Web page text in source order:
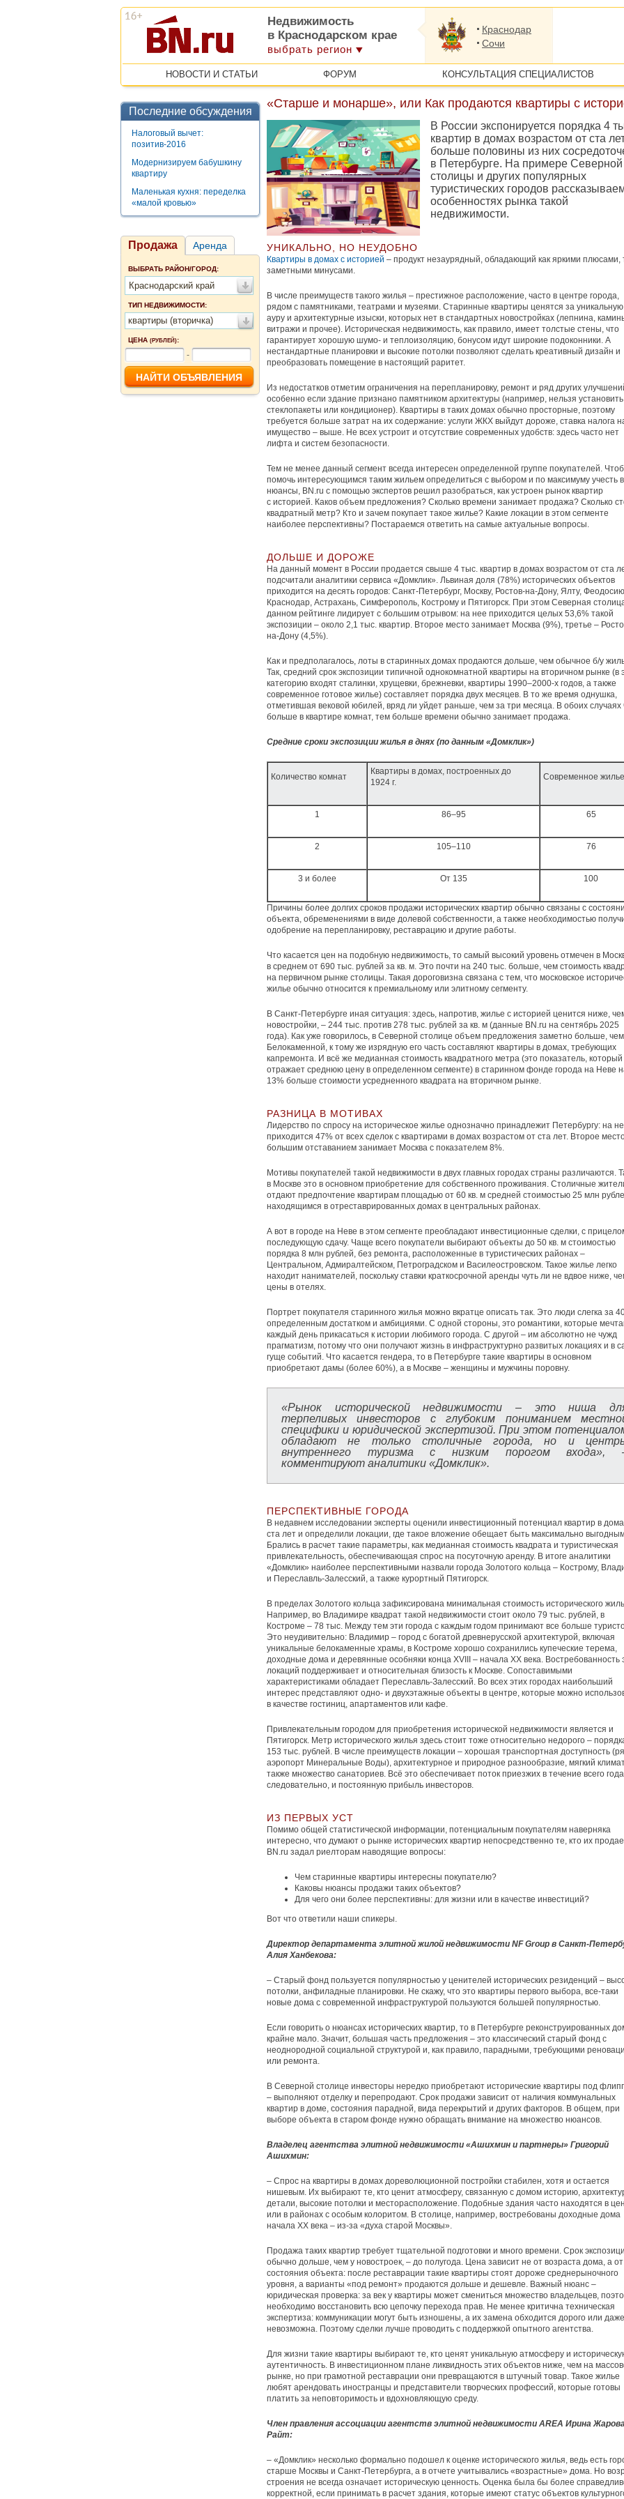
Недвижимость
в Краснодарском крае
выбрать регион
Краснодар
Сочи
НОВОСТИ И СТАТЬИ ФОРУМ КОНСУЛЬТАЦИЯ СПЕЦИАЛИСТОВ
Последние обсуждения
Налоговый вычет:
позитив-2016
Модернизируем бабушкину
квартиру
Маленькая кухня: переделка
«малой кровью»
Продажа Аренда
ВЫБРАТЬ РАЙОН/ГОРОД:
Краснодарский край
ТИП НЕДВИЖИМОСТИ:
квартиры (вторичка)
ЦЕНА (РУБЛЕЙ):
-
«Старше и монарше», или Как продаются квартиры с
В России экспонируется порядка 4
квартир в домах возрастом от ста
больше половины из них
в Петербурге. На примере Северной
столицы и других популярных
туристических городов
особенностях рынка такой
недвижимости.
УНИКАЛЬНО, НО НЕУДОБНО
Квартиры в домах с историей – продукт незаурядный, обладающий как яркими плюсами,
заметными минусами.
В числе преимуществ такого жилья – престижное расположение, часто в центре города,
рядом с памятниками, театрами и музеями. Старинные квартиры ценятся за уникальную
ауру и архитектурные изыски, которых нет в стандартных новостройках (лепнина,
витражи и прочее). Историческая недвижимость, как правило, имеет толстые стены, что
гарантирует хорошую шумо- и теплоизоляцию, бонусом идут широкие подоконники. А
нестандартные планировки и высокие потолки позволяют сделать креативный дизайн и
преобразовать помещение в настоящий раритет.
Из недостатков отметим ограничения на перепланировку, ремонт и ряд других
особенно если здание признано памятником архитектуры (например, нельзя установить
стеклопакеты или кондиционер). Квартиры в таких домах обычно просторные, поэтому
требуется больше затрат на их содержание: услуги ЖКХ выйдут дороже, ставка налога
имущество – выше. Не всех устроит и отсутствие современных удобств: здесь часто нет
лифта и систем безопасности.
Тем не менее данный сегмент всегда интересен определенной группе покупателей.
помочь интересующимся таким жильем определиться с выбором и по максимуму учесть
нюансы, BN.ru с помощью экспертов решил разобраться, как устроен рынок квартир
с историей. Каков объем предложения? Сколько времени занимает продажа? Сколько
квадратный метр? Кто и зачем покупает такое жилье? Какие локации в этом сегменте
наиболее перспективны? Постараемся ответить на самые актуальные вопросы.
ДОЛЬШЕ И ДОРОЖЕ
На данный момент в России продается свыше 4 тыс. квартир в домах возрастом от ста
подсчитали аналитики сервиса «Домклик». Львиная доля (78%) исторических объектов
приходится на десять городов: Санкт-Петербург, Москву, Ростов-на-Дону, Ялту,
Краснодар, Астрахань, Симферополь, Кострому и Пятигорск. При этом Северная
данном рейтинге лидирует с большим отрывом: на нее приходится целых 53,6% такой
экспозиции – около 2,1 тыс. квартир. Второе место занимает Москва (9%), третье –
на-Дону (4,5%).
Как и предполагалось, лоты в старинных домах продаются дольше, чем обычное б/у
Так, средний срок экспозиции типичной однокомнатной квартиры на вторичном рынке (в
категорию входят сталинки, хрущевки, брежневки, квартиры 1990–2000-х годов, а также
современное готовое жилье) составляет порядка двух месяцев. В то же время однушка,
отметившая вековой юбилей, вряд ли уйдет раньше, чем за три месяца. В обоих случаях
больше в квартире комнат, тем больше времени обычно занимает продажа.
Средние сроки экспозиции жилья в днях (по данным «Домклик»)
Количество комнат
Квартиры в домах, построенных до
1924 г.
Современное жилье
1 86–95 65
2 105–110 76
3 и более От 135 100
Причины более долгих сроков продажи исторических квартир обычно связаны с
объекта, обременениями в виде долевой собственности, а также необходимостью
одобрение на перепланировку, реставрацию и другие работы.
Что касается цен на подобную недвижимость, то самый высокий уровень отмечен в
в среднем от 690 тыс. рублей за кв. м. Это почти на 240 тыс. больше, чем стоимость
на первичном рынке столицы. Такая дороговизна связана с тем, что московское
жилье обычно относится к премиальному или элитному сегменту.
В Санкт-Петербурге иная ситуация: здесь, напротив, жилье с историей ценится ниже,
новостройки, – 244 тыс. против 278 тыс. рублей за кв. м (данные BN.ru на сентябрь 2025
года). Как уже говорилось, в Северной столице объем предложения заметно больше,
Белокаменной, к тому же изрядную его часть составляют квартиры в домах, требующих
капремонта. И всё же медианная стоимость квадратного метра (это показатель, который
отражает среднюю цену в определенном сегменте) в старинном фонде города на Неве
13% больше стоимости усредненного квадрата на вторичном рынке.
РАЗНИЦА В МОТИВАХ
Лидерство по спросу на историческое жилье однозначно принадлежит Петербургу: на
приходится 47% от всех сделок с квартирами в домах возрастом от ста лет. Второе
большим отставанием занимает Москва с показателем 8%.
Мотивы покупателей такой недвижимости в двух главных городах страны различаются.
в Москве это в основном приобретение для собственного проживания. Столичные
отдают предпочтение квартирам площадью от 60 кв. м средней стоимостью 25 млн
находящимся в отреставрированных домах в центральных районах.
А вот в городе на Неве в этом сегменте преобладают инвестиционные сделки, с
последующую сдачу. Чаще всего покупатели выбирают объекты до 50 кв. м стоимостью
порядка 8 млн рублей, без ремонта, расположенные в туристических районах –
Центральном, Адмиралтейском, Петроградском и Василеостровском. Такое жилье легко
находит нанимателей, поскольку ставки краткосрочной аренды чуть ли не вдвое ниже,
цены в отелях.
Портрет покупателя старинного жилья можно вкратце описать так. Это люди слегка за
определенным достатком и амбициями. С одной стороны, это романтики, которые
каждый день прикасаться к истории любимого города. С другой – им абсолютно не чужд
прагматизм, потому что они получают жизнь в инфраструктурно развитых локациях и в
гуще событий. Что касается гендера, то в Петербурге такие квартиры в основном
приобретают дамы (более 60%), а в Москве – женщины и мужчины поровну.
«Рынок исторической недвижимости – это ниша
терпеливых инвесторов с глубоким пониманием
специфики и юридической экспертизой. При этом
обладают не только столичные города, но и
внутреннего туризма с низким порогом входа»,
комментируют аналитики «Домклик».
ПЕРСПЕКТИВНЫЕ ГОРОДА
В недавнем исследовании эксперты оценили инвестиционный потенциал квартир в
ста лет и определили локации, где такое вложение обещает быть максимально
Брались в расчет такие параметры, как медианная стоимость квадрата и туристическая
привлекательность, обеспечивающая спрос на посуточную аренду. В итоге аналитики
«Домклик» наиболее перспективными назвали города Золотого кольца – Кострому,
и Переславль-Залесский, а также курортный Пятигорск.
В пределах Золотого кольца зафиксирована минимальная стоимость исторического
Например, во Владимире квадрат такой недвижимости стоит около 79 тыс. рублей, в
Костроме – 78 тыс. Между тем эти города с каждым годом принимают все больше
Это неудивительно: Владимир – город с богатой древнерусской архитектурой, включая
уникальные белокаменные храмы, в Костроме хорошо сохранились купеческие терема,
доходные дома и деревянные особняки конца XVIII – начала XX века. Востребованность
локаций поддерживает и относительная близость к Москве. Сопоставимыми
характеристиками обладает Переславль-Залесский. Во всех этих городах наибольший
интерес представляют одно- и двухэтажные объекты в центре, которые можно
в качестве гостиниц, апартаментов или кафе.
Привлекательным городом для приобретения исторической недвижимости является и
Пятигорск. Метр исторического жилья здесь стоит тоже относительно недорого –
153 тыс. рублей. В числе преимуществ локации – хорошая транспортная доступность
аэропорт Минеральные Воды), архитектурное и природное разнообразие, мягкий
также множество санаториев. Всё это обеспечивает поток приезжих в течение всего
следовательно, и постоянную прибыль инвесторов.
ИЗ ПЕРВЫХ УСТ
Помимо общей статистической информации, потенциальным покупателям наверняка
интересно, что думают о рынке исторических квартир непосредственно те, кто их
BN.ru задал риелторам наводящие вопросы:
Чем старинные квартиры интересны покупателю?
Каковы нюансы продажи таких объектов?
Для чего они более перспективны: для жизни или в качестве инвестиций?
Вот что ответили наши спикеры.
Директор департамента элитной жилой недвижимости NF Group в Санкт-
Алия Ханбекова:
– Старый фонд пользуется популярностью у ценителей исторических резиденций –
потолки, анфиладные планировки. Не скажу, что это квартиры первого выбора, все-таки
новые дома с современной инфраструктурой пользуются большей популярностью.
Если говорить о нюансах исторических квартир, то в Петербурге реконструированных
крайне мало. Значит, большая часть предложения – это классический старый фонд с
неоднородной социальной структурой и, как правило, парадными, требующими
или ремонта.
В Северной столице инвесторы нередко приобретают исторические квартиры под
– выполняют отделку и перепродают. Срок продажи зависит от наличия коммунальных
квартир в доме, состояния парадной, вида перекрытий и других факторов. В общем, при
выборе объекта в старом фонде нужно обращать внимание на множество нюансов.
Владелец агентства элитной недвижимости «Ашихмин и партнеры» Григорий
Ашихмин:
– Спрос на квартиры в домах дореволюционной постройки стабилен, хотя и остается
нишевым. Их выбирают те, кто ценит атмосферу, связанную с домом историю,
детали, высокие потолки и месторасположение. Подобные здания часто находятся в
или в районах с особым колоритом. В столице, например, востребованы доходные дома
начала XX века – из-за «духа старой Москвы».
Продажа таких квартир требует тщательной подготовки и много времени. Срок
обычно дольше, чем у новостроек, – до полугода. Цена зависит не от возраста дома, а от
состояния объекта: после реставрации такие квартиры стоят дороже среднерыночного
уровня, а варианты «под ремонт» продаются дольше и дешевле. Важный нюанс –
юридическая проверка: за век у квартиры может смениться множество владельцев,
необходимо восстановить всю цепочку перехода прав. Не менее критична техническая
экспертиза: коммуникации могут быть изношены, а их замена обходится дорого или даже
невозможна. Поэтому сделки лучше проводить с поддержкой опытного агентства.
Для жизни такие квартиры выбирают те, кто ценят уникальную атмосферу и
аутентичность. В инвестиционном плане ликвидность этих объектов ниже, чем на
рынке, но при грамотной реставрации они превращаются в штучный товар. Такое жилье
любят арендовать иностранцы и представители творческих профессий, которые готовы
платить за неповторимость и вдохновляющую среду.
Член правления ассоциации агентств элитной недвижимости AREA Ирина
Райт:
– «Домклик» несколько формально подошел к оценке исторического жилья, ведь есть
старше Москвы и Санкт-Петербурга, а в отчете учитывались «возрастные» дома. Но
строения не всегда означает историческую ценность. Оценка была бы более
корректной, если принимать в расчет здания, которые имеют статус объектов